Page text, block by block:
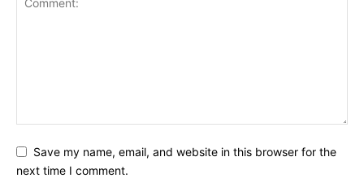
Save my name, email, and website in this browser for the
next time I comment.